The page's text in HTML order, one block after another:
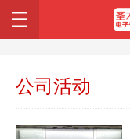
公司活动